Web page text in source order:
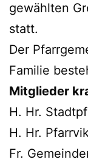
gewählten
statt.
Der
Familie
Mitglieder
H. Hr.
H. Hr.
Fr.